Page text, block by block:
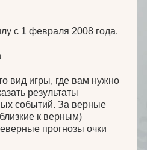
с 1 февраля 2008 года.
вид игры, где вам нужно
результаты
событий. За верные
к верным)
прогнозы очки